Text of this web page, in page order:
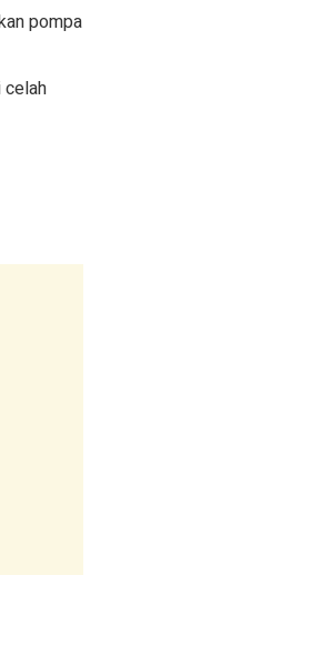
pompa
celah